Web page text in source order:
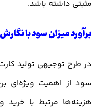
مثبتی داشته باشد.
برآورد میزان سود با
در طرح توجیهی تولید
سود از اهمیت ویژه‌ای
هزینه‌ها مرتبط با